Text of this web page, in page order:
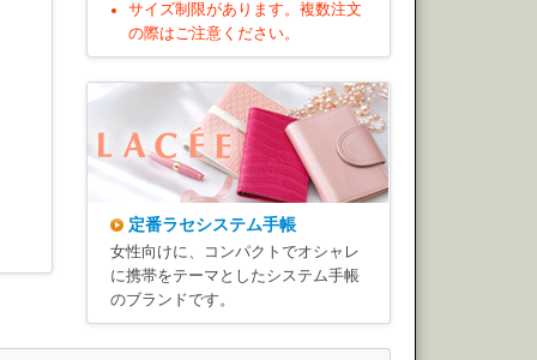
サイズ制限があります。複数注文
の際はご注意ください。
定番ラセシステム手帳
女性向けに、コンパクトでオシャレ
に携帯をテーマとしたシステム手帳
のブランドです。